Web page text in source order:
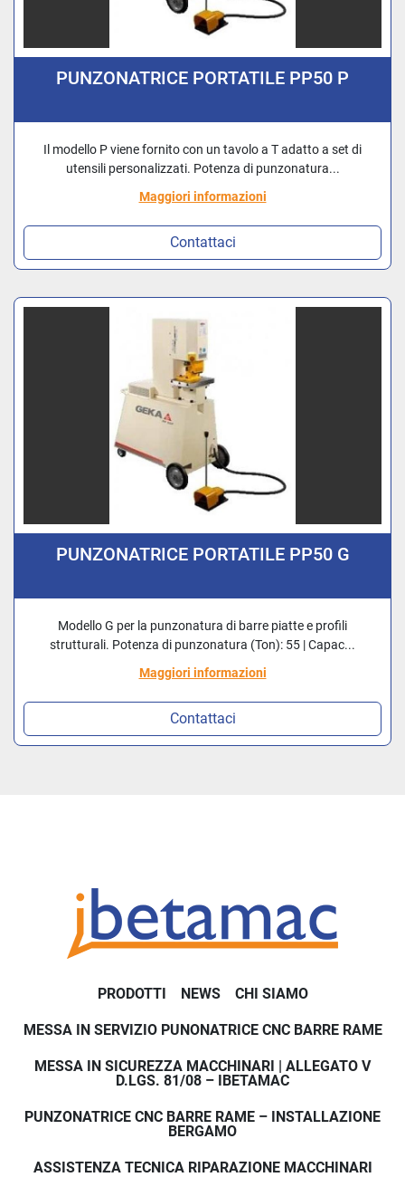
PUNZONATRICE PORTATILE PP50 P
Il modello P viene fornito con un tavolo a T adatto a set di
utensili personalizzati. Potenza di punzonatura...
Maggiori informazioni
Contattaci
PUNZONATRICE PORTATILE PP50 G
Modello G per la punzonatura di barre piatte e profili
strutturali. Potenza di punzonatura (Ton): 55 | Capac...
Maggiori informazioni
Contattaci
PRODOTTI NEWS CHI SIAMO
MESSA IN SERVIZIO PUNONATRICE CNC BARRE RAME
MESSA IN SICUREZZA MACCHINARI | ALLEGATO V
D.LGS. 81/08 – IBETAMAC
PUNZONATRICE CNC BARRE RAME – INSTALLAZIONE
BERGAMO
ASSISTENZA TECNICA RIPARAZIONE MACCHINARI